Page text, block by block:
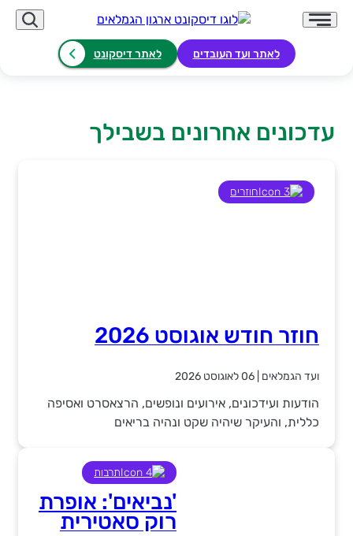
לאתר ועד העובדים לאתר דיסקונט
לוגו דיסקונט
עדכונים אחרונים בשבילך
חוזר חודש אוגוסט 2026
ועד הגמלאים 06 לאוגוסט 2026
הודעות ועידכונים, אירועים ונופשים, הרצאסרט ואסיפה
כללית, והעיקר שיהיה שקט ונהיה בריאים
חוזרים
'נביאים': אופרת
רוק סאטירית
תרבות